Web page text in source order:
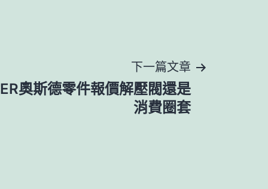
下一篇文章
奧斯德零件報價解壓閥還是
消費圈套